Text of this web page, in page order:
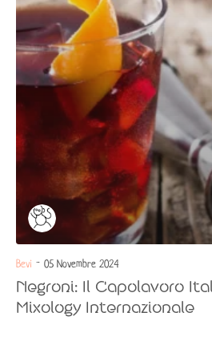
Bevi - 05 Novembre 2024
Negroni: Il Capolavoro
Mixology Internazionale